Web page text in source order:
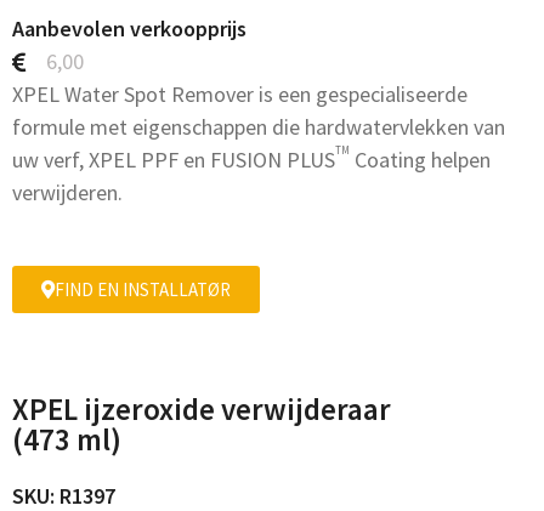
Aanbevolen verkoopprijs
6,00
XPEL Water Spot Remover is een gespecialiseerde
formule met eigenschappen die hardwatervlekken van
uw verf, XPEL PPF en FUSION PLUSTM Coating helpen
verwijderen.
FIND EN INSTALLATØR
XPEL ijzeroxide verwijderaar
(473 ml)
SKU: R1397